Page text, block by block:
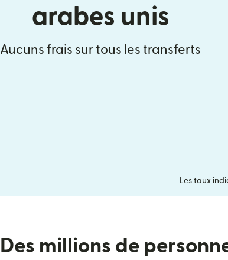
arabes unis
Aucuns frais sur tous les transferts
Les taux
Des millions de